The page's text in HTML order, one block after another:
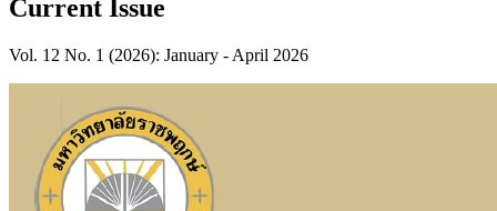
Current Issue
Vol. 12 No. 1 (2026): January - April 2026